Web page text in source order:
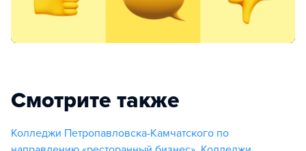
Смотрите также
Колледжи Петропавловска-Камчатского по